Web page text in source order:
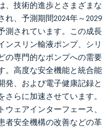
、技術的進歩とさまざまな
、予測期間2024年～2029
測されています。この成長
ンスリン輸液ポンプ、シリ
の専門的なポンプへの需要
。高度な安全機能と統合能
発、および電子健康記録と
らに加速させています。
ェアインターフェース、
者安全機構の改善などの革